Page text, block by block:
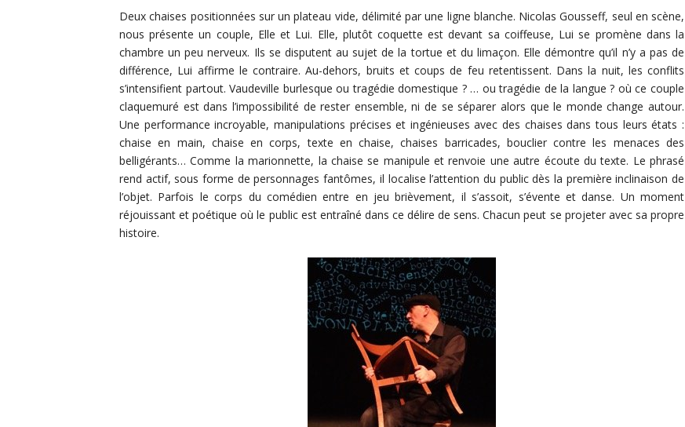
Deux chaises positionnées sur un plateau vide, délimité par une ligne blanche. Nicolas Gousseff, seul en scène,
nous présente un couple, Elle et Lui. Elle, plutôt coquette est devant sa coiffeuse, Lui se promène dans la
chambre un peu nerveux. Ils se disputent au sujet de la tortue et du limaçon. Elle démontre qu’il n’y a pas de
différence, Lui affirme le contraire. Au-dehors, bruits et coups de feu retentissent. Dans la nuit, les conflits
s’intensifient partout. Vaudeville burlesque ou tragédie domestique ? … ou tragédie de la langue ? où ce couple
claquemuré est dans l’impossibilité de rester ensemble, ni de se séparer alors que le monde change autour.
Une performance incroyable, manipulations précises et ingénieuses avec des chaises dans tous leurs états :
chaise en main, chaise en corps, texte en chaise, chaises barricades, bouclier contre les menaces des
belligérants… Comme la marionnette, la chaise se manipule et renvoie une autre écoute du texte. Le phrasé
rend actif, sous forme de personnages fantômes, il localise l’attention du public dès la première inclinaison de
l’objet. Parfois le corps du comédien entre en jeu brièvement, il s’assoit, s’évente et danse. Un moment
réjouissant et poétique où le public est entraîné dans ce délire de sens. Chacun peut se projeter avec sa propre
histoire.